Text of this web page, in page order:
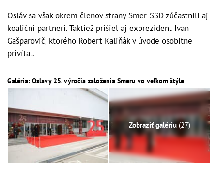
Osláv sa však okrem členov strany Smer-SSD zúčastnili aj
koaliční partneri. Taktiež prišiel aj exprezident Ivan
Gašparovič, ktorého Robert Kaliňák v úvode osobitne
privítal.
Galéria: Oslavy 25. výročia založenia Smeru vo veľkom štýle
Zobraziť galériu (27)